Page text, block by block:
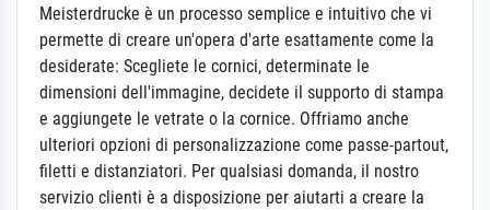
Meisterdrucke è un processo semplice e intuitivo che vi
permette di creare un'opera d'arte esattamente come la
desiderate: Scegliete le cornici, determinate le
dimensioni dell'immagine, decidete il supporto di stampa
e aggiungete le vetrate o la cornice. Offriamo anche
ulteriori opzioni di personalizzazione come passe-partout,
filetti e distanziatori. Per qualsiasi domanda, il nostro
servizio clienti è a disposizione per aiutarti a creare la